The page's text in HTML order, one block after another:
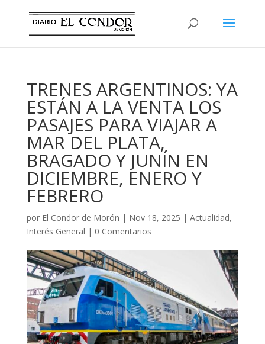
TRENES ARGENTINOS: YA
ESTÁN A LA VENTA LOS
PASAJES PARA VIAJAR A
MAR DEL PLATA,
BRAGADO Y JUNÍN EN
DICIEMBRE, ENERO Y
FEBRERO
por El Condor de Morón | Nov 18, 2025 | Actualidad,
Interés General | 0 Comentarios